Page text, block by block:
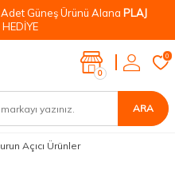
Güneş Ürünü Alana PLAJ
HEDİYE
ARA
0
0
Açıcı Ürünler